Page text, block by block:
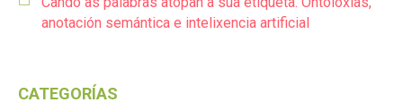
anotación semántica e intelixencia artificial
CATEGORÍAS